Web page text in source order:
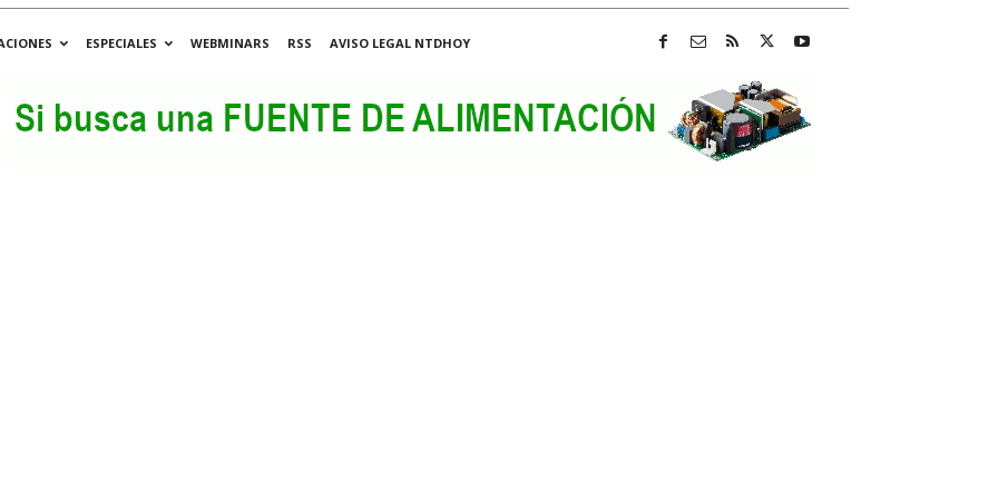
ESPECIALES WEBMINARS RSS
AVISO LEGAL NTDHOY